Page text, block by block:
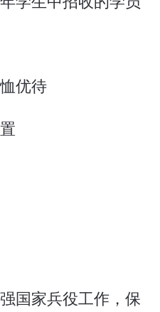
优待
国家兵役工作，保